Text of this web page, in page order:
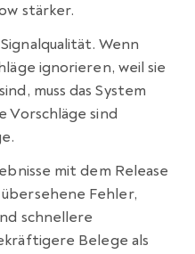
stärker.
Wenn
ignorieren, weil sie
muss das System
Vorschläge sind
mit dem Release
Fehler,
schnellere
Belege als